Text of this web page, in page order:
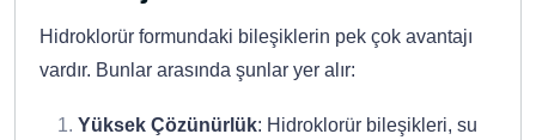
Hidroklorür formundaki bileşiklerin pek çok avantajı
vardır. Bunlar arasında şunlar yer alır:
Yüksek Çözünürlük: Hidroklorür bileşikleri, su